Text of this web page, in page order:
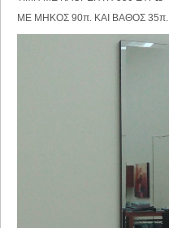
ΜΕ ΜΗΚΟΣ 90π. ΚΑΙ ΒΑΘΟΣ 35π.